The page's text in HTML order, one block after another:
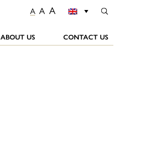
A A A
CONTACT US
ABOUT US